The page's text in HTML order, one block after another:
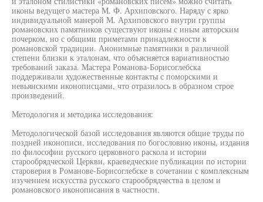
иконы ведущего мастера М. Ф. Архиповского. Наряду с ярко
индивидуальной манерой М. Архиповского внутри группы
романовских памятников существуют иконы с иным авторским
почерком, но с общими приметами принадлежности к
романовской традиции. Анонимные памятники в различной
степени близки к эталонам, что объясняется вариативностью
требований заказа. Мастера Романова-Борисоглебска
поддерживали художественные контакты с поморскими и
невьянскими иконописцами, что отразилось в образном строе
произведений.
Методология и методика исследования:
Методологической базой исследования являются общие труды по
поздней иконописи, исследования по богословию иконы, издания
по философии русского церковного раскола и истории
старообрядческой Церкви, краеведческие публикации по истории
староверия в Романове-Борисоглебске в сочетании с комплексным
изучением искусства русского старообрядчества в целом и
романовского иконописания в частности.